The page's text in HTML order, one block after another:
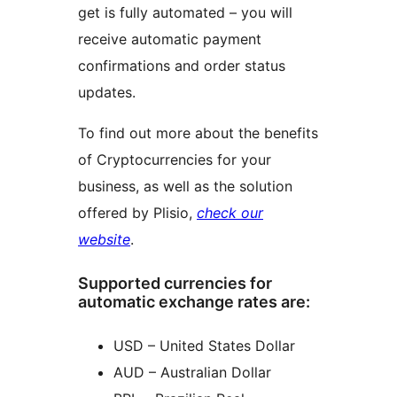
get is fully automated – you will
receive automatic payment
confirmations and order status
updates.
To find out more about the benefits
of Cryptocurrencies for your
business, as well as the solution
offered by Plisio, check our
website.
Supported currencies for
automatic exchange rates are:
USD – United States Dollar
AUD – Australian Dollar